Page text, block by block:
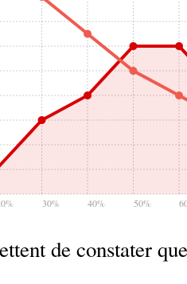
30% 40% 50%
de constater